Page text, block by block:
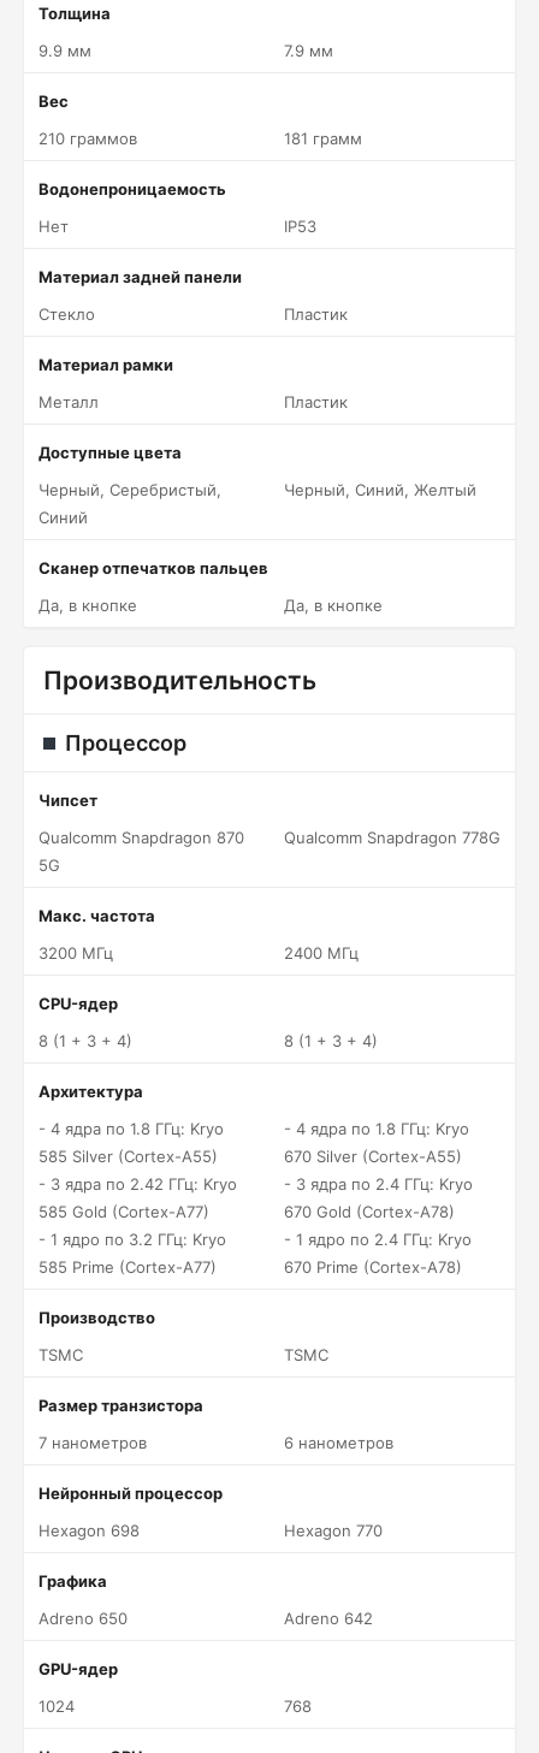
Толщина
9.9 мм
7.9 мм
Вес
210 граммов
181 грамм
Водонепроницаемость
Нет
IP53
Материал задней панели
Стекло
Пластик
Материал рамки
Металл
Пластик
Доступные цвета
Черный, Серебристый,
Синий
Черный, Синий, Желтый
Сканер отпечатков пальцев
Да, в кнопке
Да, в кнопке
Производительность
Процессор
Чипсет
Qualcomm Snapdragon 870
5G
Qualcomm Snapdragon 778G
Макс. частота
3200 МГц
2400 МГц
CPU-ядер
8 (1 + 3 + 4)
8 (1 + 3 + 4)
Архитектура
- 4 ядра по 1.8 ГГц: Kryo
585 Silver (Cortex-A55)
- 3 ядра по 2.42 ГГц: Kryo
585 Gold (Cortex-A77)
- 1 ядро по 3.2 ГГц: Kryo
585 Prime (Cortex-A77)
- 4 ядра по 1.8 ГГц: Kryo
670 Silver (Cortex-A55)
- 3 ядра по 2.4 ГГц: Kryo
670 Gold (Cortex-A78)
- 1 ядро по 2.4 ГГц: Kryo
670 Prime (Cortex-A78)
Производство
TSMC
TSMC
Размер транзистора
7 нанометров
6 нанометров
Нейронный процессор
Hexagon 698
Hexagon 770
Графика
Adreno 650
Adreno 642
GPU-ядер
1024
768